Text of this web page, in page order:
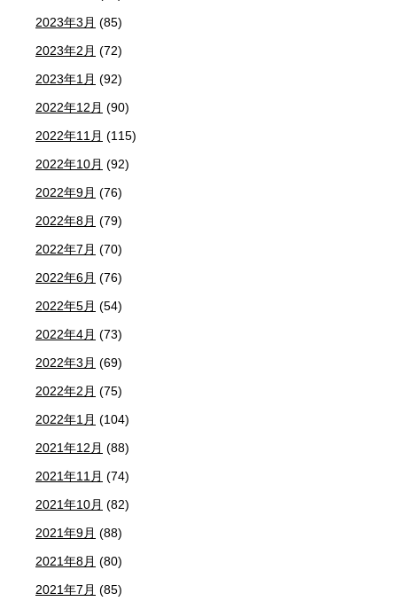
2023年3月 (85)
2023年2月 (72)
2023年1月 (92)
2022年12月 (90)
2022年11月 (115)
2022年10月 (92)
2022年9月 (76)
2022年8月 (79)
2022年7月 (70)
2022年6月 (76)
2022年5月 (54)
2022年4月 (73)
2022年3月 (69)
2022年2月 (75)
2022年1月 (104)
2021年12月 (88)
2021年11月 (74)
2021年10月 (82)
2021年9月 (88)
2021年8月 (80)
2021年7月 (85)